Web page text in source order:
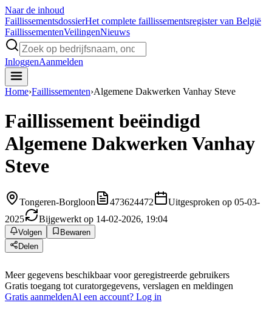
Naar de inhoud
FaillissementsdossierHet complete faillissementsregister van België
FaillissementenVeilingenNieuws
InloggenAanmelden
Home›Faillissementen›Algemene Dakwerken Vanhay Steve
Faillissement beëindigd
Algemene Dakwerken Vanhay
Steve
Tongeren-Borgloon 473624472
Uitgesproken op 05-03-
2025
Bijgewerkt op 14-02-2026, 19:04
Volgen
Bewaren
Delen
Meer gegevens beschikbaar voor geregistreerde gebruikers
Gratis toegang tot curatorgegevens, verslagen en meldingen
Gratis aanmeldenAl een account? Log in